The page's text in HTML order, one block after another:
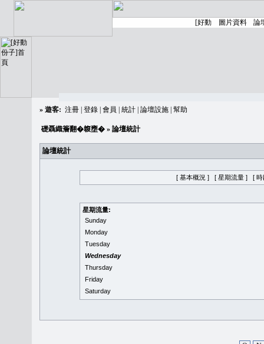
» 遊客: 注冊 登錄 會員 統計 論壇設施 幫助
礎聶織簷翻�䪖壅� » 論壇統計
論壇統計
[ 基本概況 ] [ 星期流量 ] [ 時
星期流量:
Sunday
Monday
Tuesday
Wednesday
Thursday
Friday
Saturday